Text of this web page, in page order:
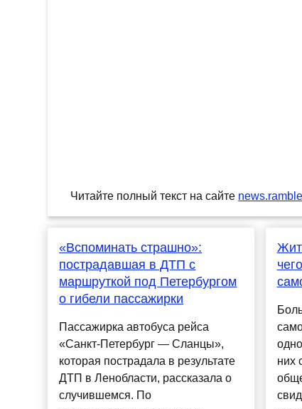
Читайте полный текст на сайте
«Вспоминать страшно»:
пострадавшая в ДТП с
маршруткой под Петербургом
о гибели пассажирки
Пассажирка автобуса рейса
«Санкт-Петербург — Сланцы»,
которая пострадала в результате
ДТП в Ленобласти, рассказала о
случившемся. По
них